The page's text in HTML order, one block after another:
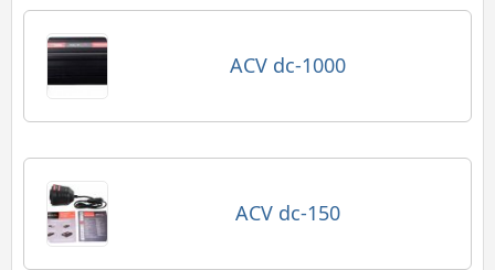
ACV dc-1000
ACV dc-150